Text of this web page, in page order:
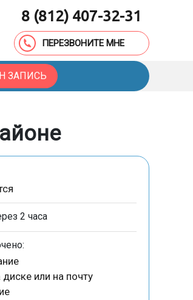
8 (812) 407-32-31
ПЕРЕЗВОНИТЕ МНЕ
ЗАПИСЬ
2 часа
или на почту